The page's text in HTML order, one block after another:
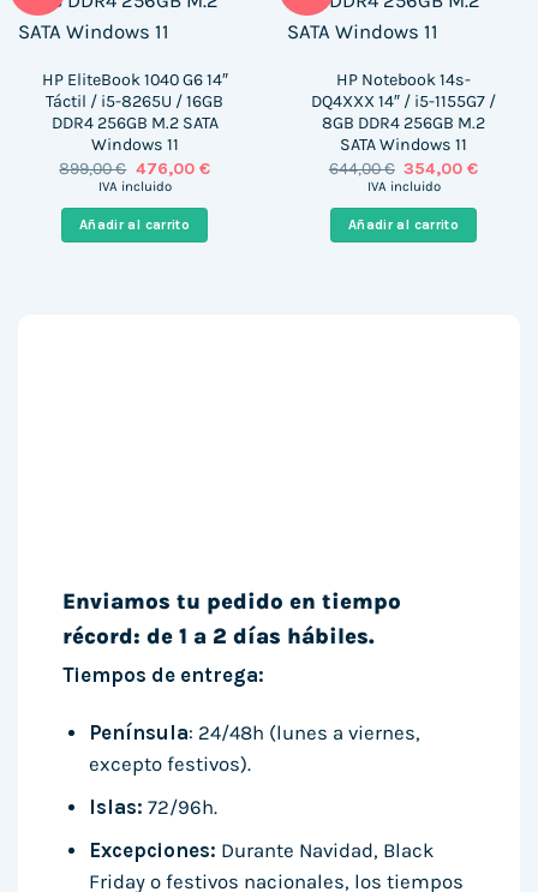
HP EliteBook 1040 G6 14″
Táctil / i5-8265U / 16GB
DDR4 256GB M.2 SATA
Windows 11
899,00€ El
precio
era:
899,00 €.
476,00 €El
IVA incluido
Añadir al carrito
HP Notebook 14s-
DQ4XXX 14″ / i5-1155G7 /
8GB DDR4 256GB M.2
SATA Windows 11
644,00€ El
precio
era:
644,00 €.
354,00€El
IVA incluido
Añadir al carrito
Enviamos tu pedido en tiempo
récord: de 1 a 2 días hábiles.
Tiempos de entrega:
Península: 24/48h (lunes a viernes,
excepto festivos).
Islas: 72/96h.
Excepciones: Durante Navidad, Black
Friday o festivos nacionales, los tiempos